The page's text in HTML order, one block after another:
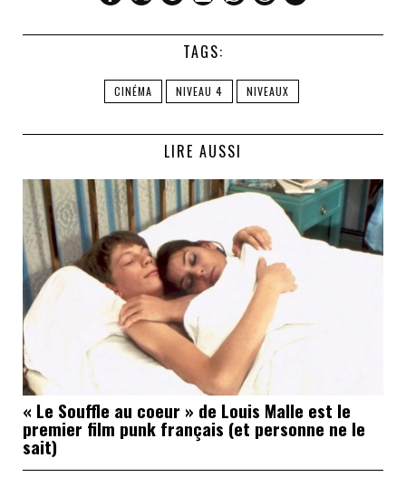
TAGS:
CINÉMA NIVEAU 4 NIVEAUX
LIRE AUSSI
« Le Souffle au coeur » de Louis Malle est le
premier film punk français (et personne ne le
sait)